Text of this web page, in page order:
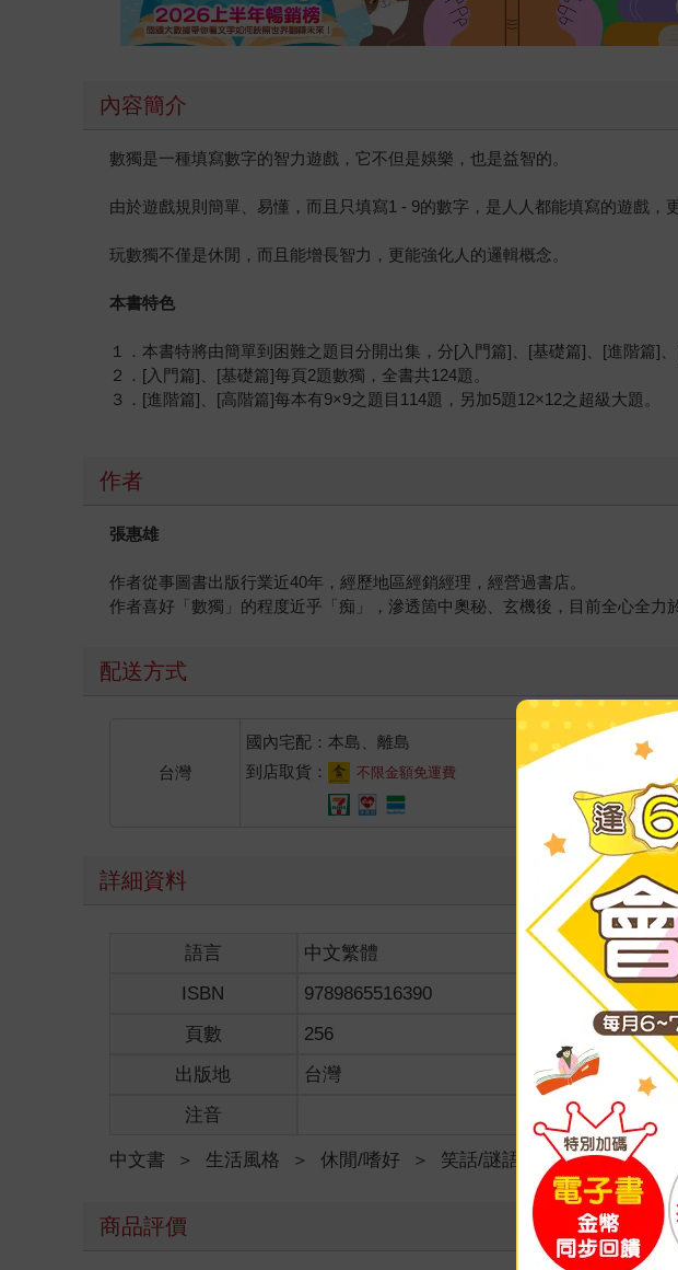
內容簡介
數獨是一種填寫數字的智力遊戲，它不但是娛樂，也是益智的。
由於遊戲規則簡單、易懂，而且只填寫1 - 9的數字，是人人都能填寫的遊戲
玩數獨不僅是休閒，而且能增長智力，更能強化人的邏輯概念。
本書特色
１．本書特將由簡單到困難之題目分開出集，分[入門篇]、[基礎篇]、[進階篇]、
２．[入門篇]、[基礎篇]每頁2題數獨，全書共124題。
３．[進階篇]、[高階篇]每本有9×9之題目114題，另加5題12×12之超級大題。
作者
張惠雄
作者從事圖書出版行業近40年，經歷地區經銷經理，經營過書店。
作者喜好「數獨」的程度近乎「痴」，滲透箇中奧秘、玄機後，目前全心全力
配送方式
台灣
國內宅配：本島、離島
到店取貨：
不限金額免運費
詳細資料
語言 中文繁體
ISBN
9789865516390
頁數
256
出版地
台灣
注音
中文書 ＞ 生活風格 ＞ 休閒/嗜好 ＞ 笑話/謎語
商品評價